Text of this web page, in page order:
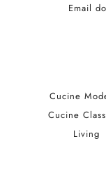
Email
Cucine
Cucine
Living